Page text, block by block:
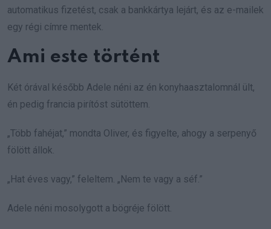
automatikus fizetést, csak a bankkártya lejárt, és az e-mailek
egy régi címre mentek.
Ami este történt
Két órával később Adele néni az én konyhaasztalomnál ült,
én pedig francia pirítóst sütöttem.
„Több fahéjat,” mondta Oliver, és figyelte, ahogy a serpenyő
fölött állok.
„Hat éves vagy,” feleltem. „Nem te vagy a séf.”
Adele néni mosolygott a bögréje fölött.